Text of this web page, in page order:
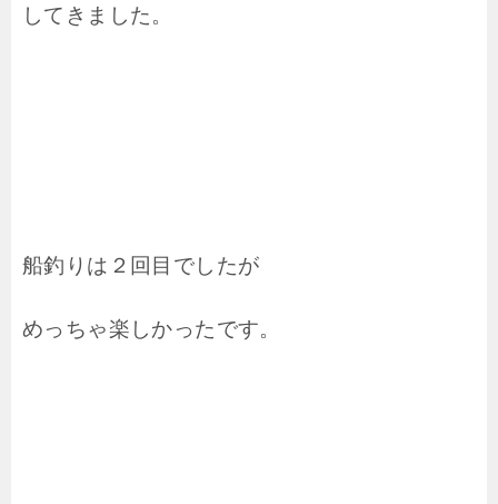
してきました。
船釣りは２回目でしたが
めっちゃ楽しかったです。